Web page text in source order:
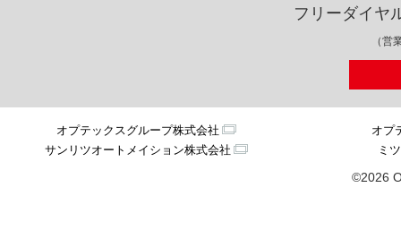
フリーダイヤ
（営
オプテックスグループ株式会社
オプ
サンリツオートメイション株式会社
ミ
©2026